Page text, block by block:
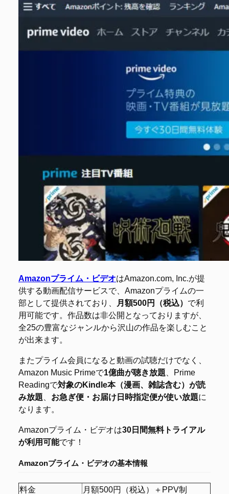
Amazonプライム・ビデオはAmazon.com, Inc.が提
供する動画配信サービスで、Amazonプライムの一
部として提供されており、
月額500円（税込） で利
用可能です。作品数は非公開となっておりますが、
全25の豊富なジャンルから沢山の作品を楽しむこと
が出来ます。
またプライム会員になると動画の試聴だけでなく、
Amazon Music Primeで1億曲が聴き放題 、Prime
Readingで対象のKindle本（漫画、雑誌含む）が読
み放題
お急ぎ便・お届け日時指定便が使い放題に
なります。
Amazonプライム・ビデオは30日間無料トライアル
が利用可能です！
Amazonプライム・ビデオの基本情報
料金
月額500円（税込）＋PPV制